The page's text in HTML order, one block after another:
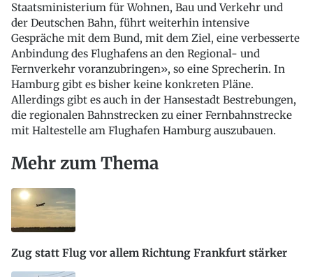
Staatsministerium für Wohnen, Bau und Verkehr und
der Deutschen Bahn, führt weiterhin intensive
Gespräche mit dem Bund, mit dem Ziel, eine verbesserte
Anbindung des Flughafens an den Regional- und
Fernverkehr voranzubringen», so eine Sprecherin. In
Hamburg gibt es bisher keine konkreten Pläne.
Allerdings gibt es auch in der Hansestadt Bestrebungen,
die regionalen Bahnstrecken zu einer Fernbahnstrecke
mit Haltestelle am Flughafen Hamburg auszubauen.
Mehr zum Thema
Zug statt Flug vor allem Richtung Frankfurt stärker